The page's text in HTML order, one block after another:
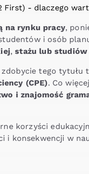
na rynku pracy,
i osób
,stażu lub studiów
tego tytułu
(CPE). Co
i znajomość
korzyści
i konsekwencji w